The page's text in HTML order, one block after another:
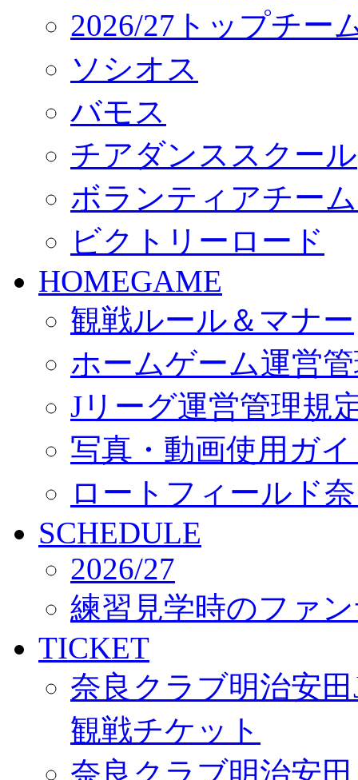
2026/27トップチー
ソシオス
バモス
チアダンススクール
ボランティアチー
ビクトリーロード
HOMEGAME
観戦ルール＆マナー
ホームゲーム運営
Jリーグ運営管理規
写真・動画使用ガ
ロートフィールド
SCHEDULE
2026/27
練習見学時のファ
TICKET
奈良クラブ明治安
観戦チケット
奈良クラブ明治安